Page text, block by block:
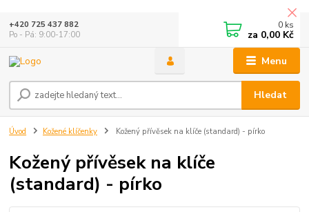
Menu
Hledat
+420 725 437 882
Po - Pá: 9:00-17:00
0 ks
za 0,00 Kč
Úvod Kožené klíčenky Kožený přívěsek na klíče (standard) - pírko
Kožený přívěsek na klíče
(standard) - pírko